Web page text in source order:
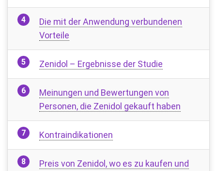
Die mit der Anwendung verbundenen
Vorteile
Zenidol – Ergebnisse der Studie
Meinungen und Bewertungen von
Personen, die Zenidol gekauft haben
Kontraindikationen
Preis von Zenidol, wo es zu kaufen und